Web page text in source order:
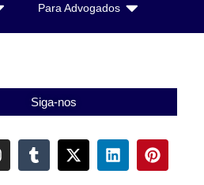
Para Advogados
Siga-nos